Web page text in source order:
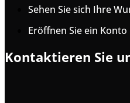
Sehen Sie sich Ihre
Eröffnen Sie ein Konto
Kontaktieren Sie